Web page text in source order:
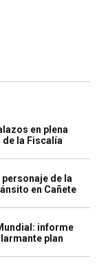
en plena
la Fiscalía
de la
en Cañete
informe
plan